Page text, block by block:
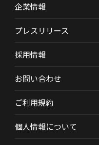
企業情報
プレスリリース
採用情報
お問い合わせ
ご利用規約
個人情報について